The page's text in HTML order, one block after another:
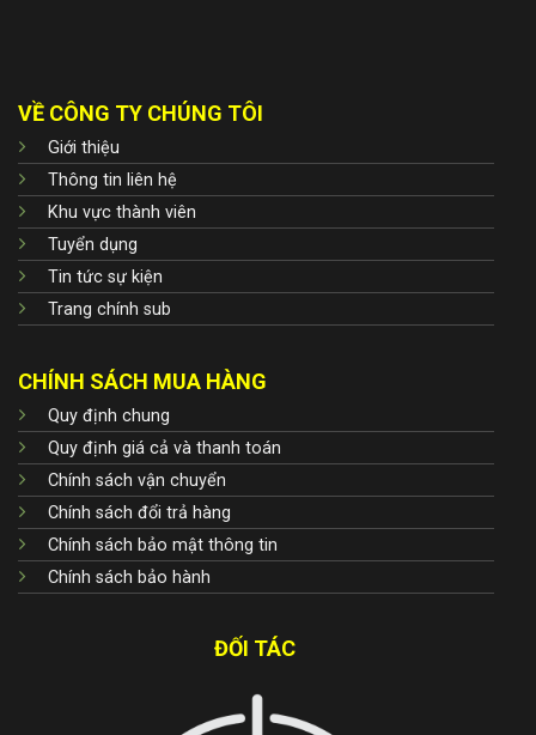
VỀ CÔNG TY CHÚNG TÔI
Giới thiệu
Thông tin liên hệ
Khu vực thành viên
Tuyển dụng
Tin tức sự kiện
Trang chính sub
CHÍNH SÁCH MUA HÀNG
Quy định chung
Quy định giá cả và thanh toán
Chính sách vận chuyển
Chính sách đổi trả hàng
Chính sách bảo mật thông tin
Chính sách bảo hành
ĐỐI TÁC